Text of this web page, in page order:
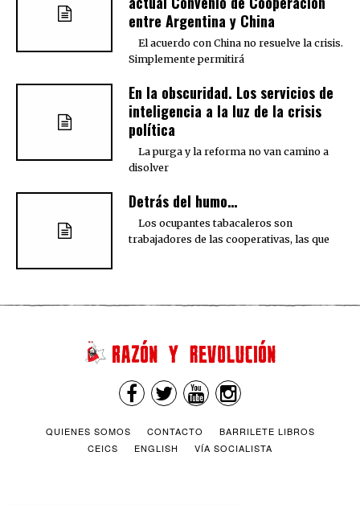
entre Argentina y China
El acuerdo con China no resuelve la crisis.
Simplemente permitirá
En la obscuridad. Los servicios de
inteligencia a la luz de la crisis
política
La purga y la reforma no van camino a
disolver
Detrás del humo…
Los ocupantes tabacaleros son
trabajadores de las cooperativas, las que
QUIENES SOMOS CONTACTO
BARRILETE LIBROS
CEICS
ENGLISH VÍA SOCIALISTA